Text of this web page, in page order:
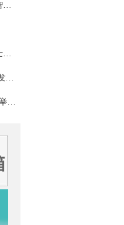
习近平出席2026世界人工智能大会暨人工智能全球治理高级别会议开幕式并发表主旨讲话
习近平出席国家科学技术奖励大会两院院士大会中国科协第十一次全国代表大会并发表重要讲话
中央军委举行晋升上将军衔仪式 习近平颁发命令状并向晋衔的军官表示祝贺
庆祝中国共产党成立105周年大会在京隆重举行 习近平发表重要讲话